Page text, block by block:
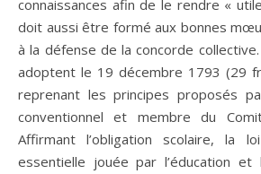
connaissances afin de le rendre «
doit aussi être formé aux bonnes
à la défense de la concorde
adoptent le 19 décembre 1793 (29
reprenant les principes proposés
conventionnel et membre du
Affirmant l’obligation scolaire, la
essentielle jouée par l’éducation et